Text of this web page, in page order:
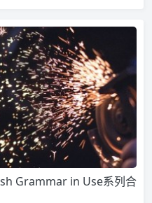
Grammar in Use系列合